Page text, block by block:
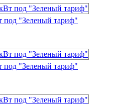
под "Зеленый тариф"
под "Зеленый тариф"